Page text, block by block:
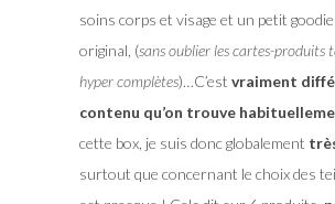
soins corps et visage et un petit
original, (sans oublier les cartes-produits
hyper complètes)…C’est vraiment
contenu qu’on trouve
cette box, je suis donc globalement
surtout que concernant le choix des